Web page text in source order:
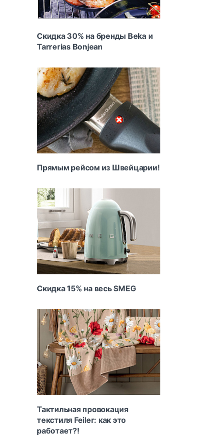
Скидка 30% на бренды Beka и
Tarrerias Bonjean
Прямым рейсом из Швейцарии!
Скидка 15% на весь SMEG
Тактильная провокация
текстиля Feiler: как это
работает?!